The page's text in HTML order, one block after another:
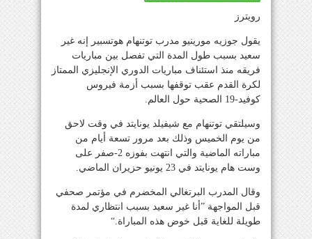
رويترز
يقول جوزيه مورينيو مدرب توتنهام هوتسبير إنه غير
سعيد بسبب طول المدة التي تفصل بين مباريات
فريقه منذ استئناف مباريات الدوري الإنجليزي الممتاز
لكرة القدم عقب توقفها بسبب أزمة فيروس
كوفيد-19 الصحية حول العالم.
وسيلتقي توتنهام مع شيفيلد يونايتد في وقت لاحق
من يوم الخميس وذلك بعد مرور تسعة أيام من
مباراته الماضية والتي انتهت بفوزه 2-صفر على
وست هام يونايتد في 23 يونيو حزيران الماضي.
وقال المدرب البرتغالي المخضرم في مؤتمر صحفي
قبل المواجهة ”أنا غير سعيد بسبب انتظاري لمدة
طويلة للغاية قبل خوض هذه المباراة.“